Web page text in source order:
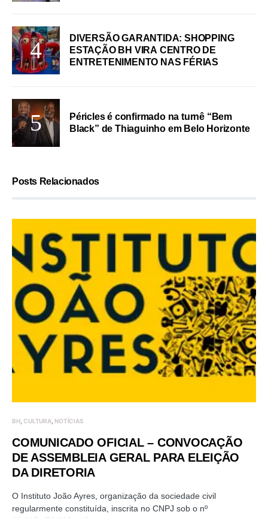
DIVERSÃO GARANTIDA: SHOPPING
ESTAÇÃO BH VIRA CENTRO DE
ENTRETENIMENTO NAS FÉRIAS
Péricles é confirmado na turnê “Bem
Black” de Thiaguinho em Belo Horizonte
Posts Relacionados
BH CULTURA NOTÍCIAS
COMUNICADO OFICIAL – CONVOCAÇÃO
DE ASSEMBLEIA GERAL PARA ELEIÇÃO
DA DIRETORIA
O Instituto João Ayres, organização da sociedade civil
regularmente constituída, inscrita no CNPJ sob o nº